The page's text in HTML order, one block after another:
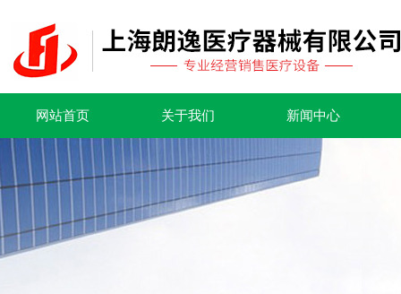
网站首页 关于我们 新闻中心